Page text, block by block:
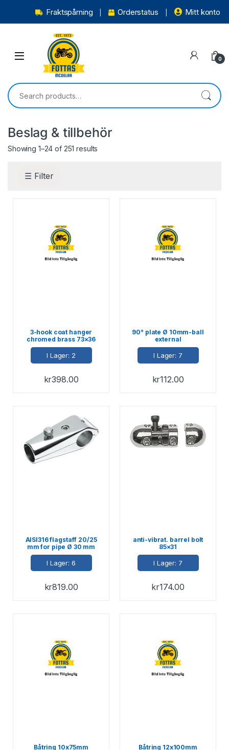
Fraktspårning Orderstatus Mitt konto
0
Beslag & tillbehör
Showing 1–24 of 251 results
☰ Filter
3-hook coat hanger
chromed brass 73×36
mm
I Lager: 2
kr398.00
90° plate Ø 10mm-ball
external
I Lager: 7
kr112.00
AISI316 flagstaff 20/25
mm for pipe Ø 30 mm
I Lager: 6
kr819.00
anti-vibrat. barrel bolt
85×31
I Lager: 7
kr174.00
Båtring 10x75mm Båtring 12x100mm